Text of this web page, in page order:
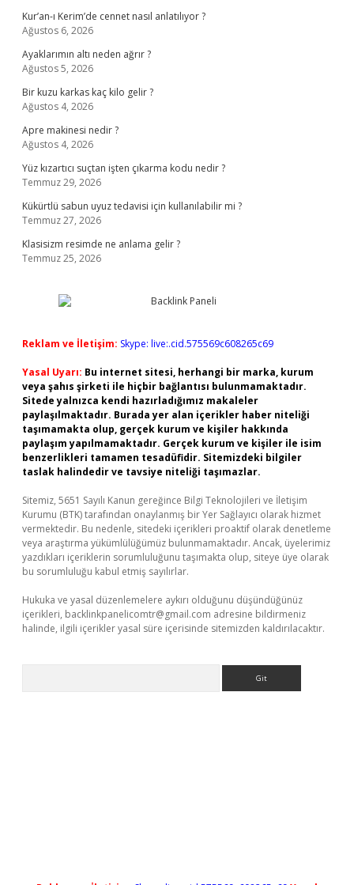
Kur’an-ı Kerim’de cennet nasıl anlatılıyor ?
Ağustos 6, 2026
Ayaklarımın altı neden ağrır ?
Ağustos 5, 2026
Bir kuzu karkas kaç kilo gelir ?
Ağustos 4, 2026
Apre makinesi nedir ?
Ağustos 4, 2026
Yüz kızartıcı suçtan işten çıkarma kodu nedir ?
Temmuz 29, 2026
Kükürtlü sabun uyuz tedavisi için kullanılabilir mi ?
Temmuz 27, 2026
Klasisizm resimde ne anlama gelir ?
Temmuz 25, 2026
Reklam ve İletişim: Skype: live:.cid.575569c608265c69
Yasal Uyarı: Bu internet sitesi, herhangi bir marka, kurum
veya şahıs şirketi ile hiçbir bağlantısı bulunmamaktadır.
Sitede yalnızca kendi hazırladığımız makaleler
paylaşılmaktadır. Burada yer alan içerikler haber niteliği
taşımamakta olup, gerçek kurum ve kişiler hakkında
paylaşım yapılmamaktadır. Gerçek kurum ve kişiler ile isim
benzerlikleri tamamen tesadüfidir. Sitemizdeki bilgiler
taslak halindedir ve tavsiye niteliği taşımazlar.
Sitemiz, 5651 Sayılı Kanun gereğince Bilgi Teknolojileri ve İletişim
Kurumu (BTK) tarafından onaylanmış bir Yer Sağlayıcı olarak hizmet
vermektedir. Bu nedenle, sitedeki içerikleri proaktif olarak denetleme
veya araştırma yükümlülüğümüz bulunmamaktadır. Ancak, üyelerimiz
yazdıkları içeriklerin sorumluluğunu taşımakta olup, siteye üye olarak
bu sorumluluğu kabul etmiş sayılırlar.
Hukuka ve yasal düzenlemelere aykırı olduğunu düşündüğünüz
içerikleri, backlinkpanelicomtr@gmail.com adresine bildirmeniz
halinde, ilgili içerikler yasal süre içerisinde sitemizden kaldırılacaktır.